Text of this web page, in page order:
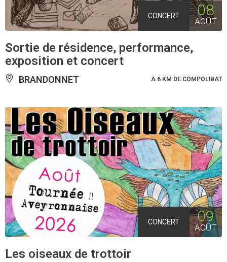
CONCERT 08
AOÛT
Sortie de résidence, performance,
exposition et concert
BRANDONNET À 6 KM DE COMPOLIBAT
CONCERT 09
AOÛT
Les oiseaux de trottoir